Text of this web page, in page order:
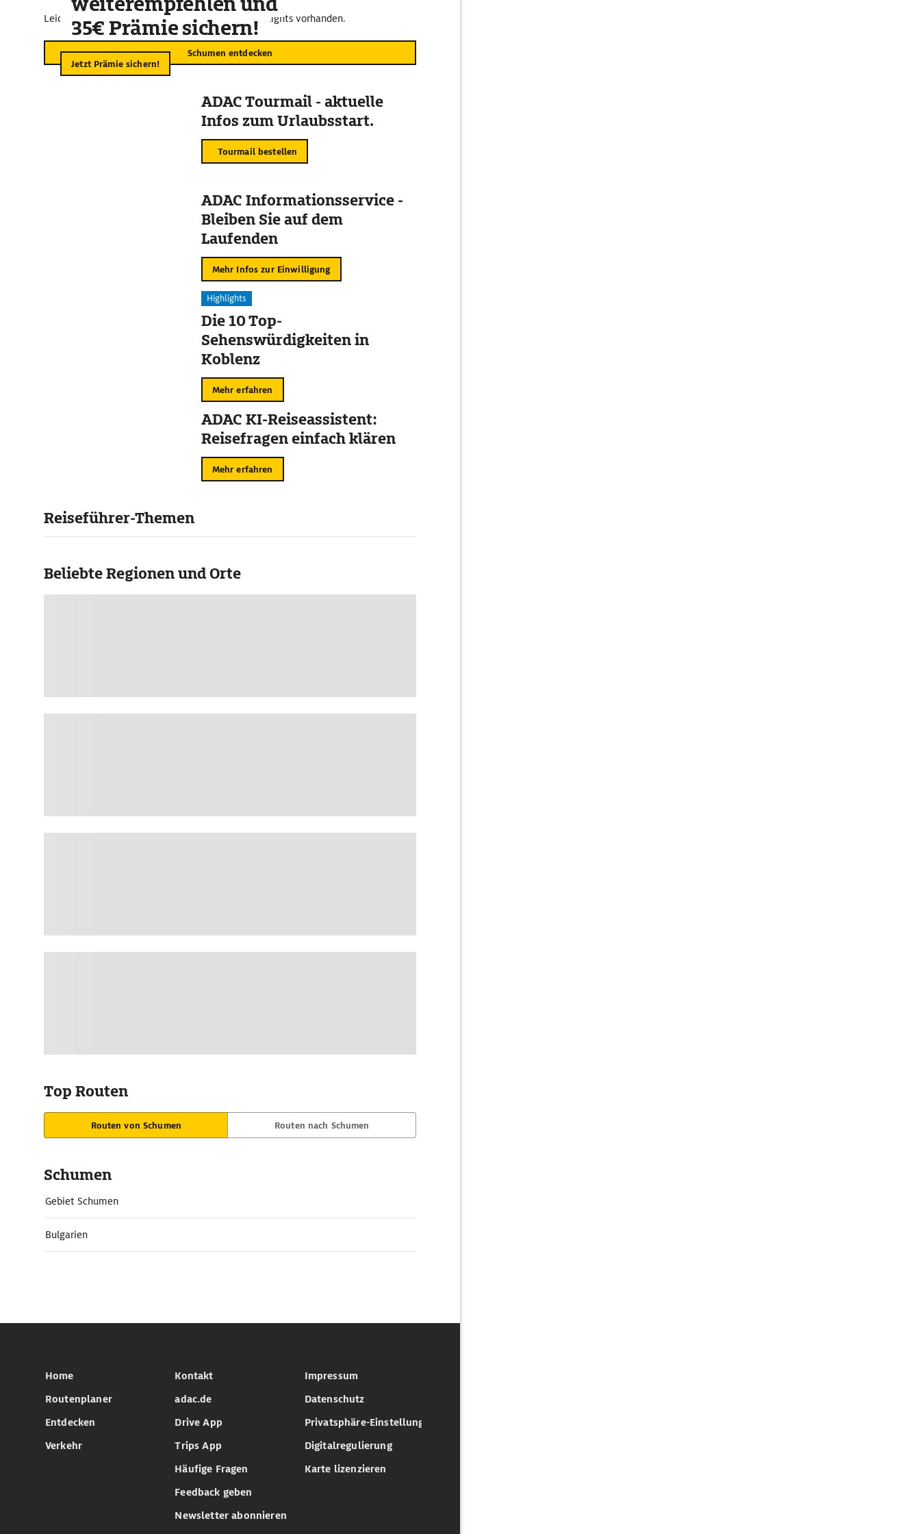
Leider sind für diesen Kartenausschnitt keine Highlights vorhanden.
Schumen entdecken
35€ Prämie sichern!
Jetzt Prämie sichern!
ADAC Tourmail - aktuelle
Infos zum Urlaubsstart.
Tourmail bestellen
ADAC Informationsservice -
Bleiben Sie auf dem
Laufenden
Mehr Infos zur Einwilligung
Highlights
Die 10 Top-
Sehenswürdigkeiten in
Koblenz
Mehr erfahren
ADAC KI-Reiseassistent:
Reisefragen einfach klären
Mehr erfahren
Reiseführer-Themen
Beliebte Regionen und Orte
Top Routen
Routen von Schumen Routen nach Schumen
Schumen
Gebiet Schumen
Bulgarien
Home
Routenplaner
Entdecken
Verkehr
Kontakt
adac.de
Drive App
Trips App
Häufige Fragen
Feedback geben
Newsletter abonnieren
Impressum
Datenschutz
Privatsphäre-Einstellungen
Digitalregulierung
Karte lizenzieren